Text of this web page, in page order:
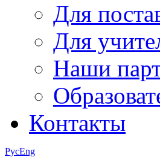
Для
Для
Наши
Контакты
РусEng